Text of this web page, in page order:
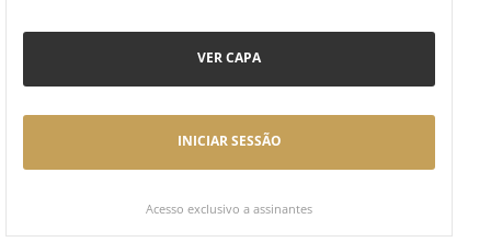
VER CAPA
INICIAR SESSÃO
Acesso exclusivo a assinantes